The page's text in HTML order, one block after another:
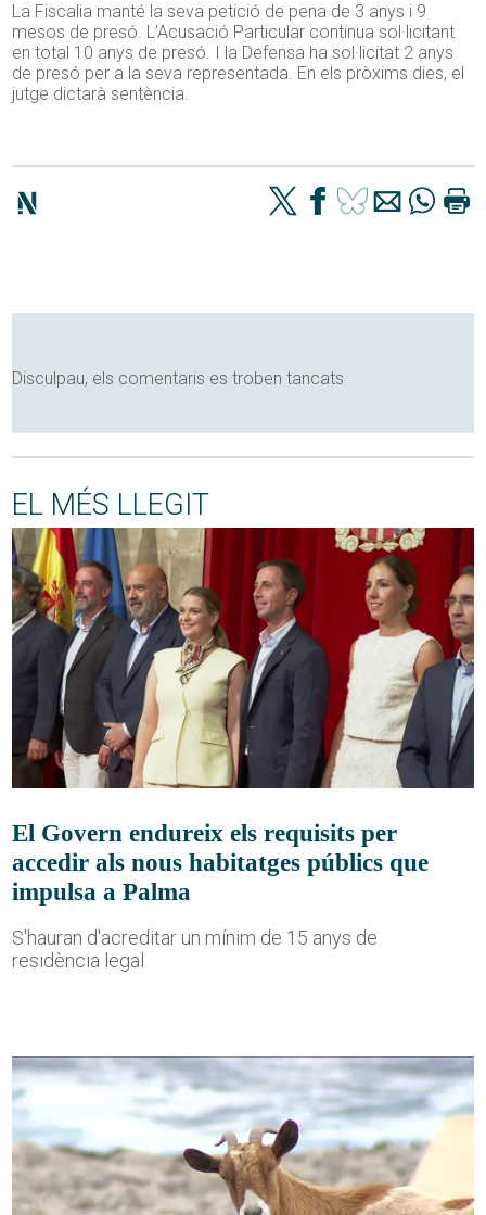
La Fiscalia manté la seva petició de pena de 3 anys i 9
mesos de presó. L’Acusació Particular continua sol·licitant
en total 10 anys de presó. I la Defensa ha sol·licitat 2 anys
de presó per a la seva representada. En els pròxims dies, el
jutge dictarà sentència.
Disculpau, els comentaris es troben tancats
EL MÉS LLEGIT
El Govern endureix els requisits per
accedir als nous habitatges públics que
impulsa a Palma
S'hauran d'acreditar un mínim de 15 anys de
residència legal